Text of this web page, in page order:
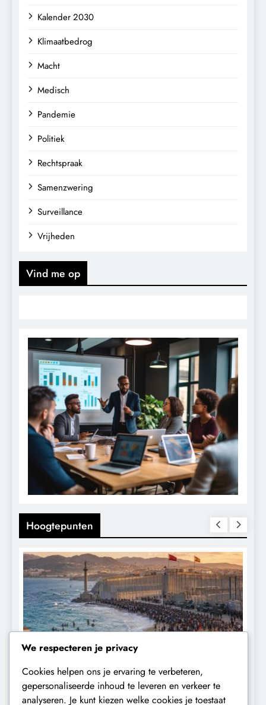
Kalender 2030
Klimaatbedrog
Macht
Medisch
Pandemie
Politiek
Rechtspraak
Samenzwering
Surveillance
Vrijheden
Vind me op
Hoogtepunten
CONTROLE GEOPOLITIEK
We respecteren je privacy
Cookies helpen ons je ervaring te verbeteren,
gepersonaliseerde inhoud te leveren en verkeer te
analyseren. Je kunt kiezen welke cookies je toestaat